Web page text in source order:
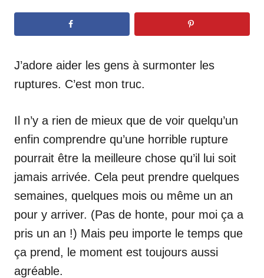
J’adore aider les gens à surmonter les
ruptures. C’est mon truc.
Il n’y a rien de mieux que de voir quelqu’un
enfin comprendre qu’une horrible rupture
pourrait être la meilleure chose qu’il lui soit
jamais arrivée. Cela peut prendre quelques
semaines, quelques mois ou même un an
pour y arriver. (Pas de honte, pour moi ça a
pris un an !) Mais peu importe le temps que
ça prend, le moment est toujours aussi
agréable.